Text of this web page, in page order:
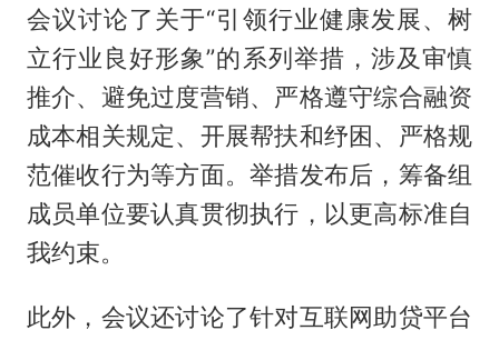
会议讨论了关于“引领行业健康发展、树
立行业良好形象”的系列举措，涉及审慎
推介、避免过度营销、严格遵守综合融资
成本相关规定、开展帮扶和纾困、严格规
范催收行为等方面。举措发布后，筹备组
成员单位要认真贯彻执行，以更高标准自
我约束。
此外，会议还讨论了针对互联网助贷平台